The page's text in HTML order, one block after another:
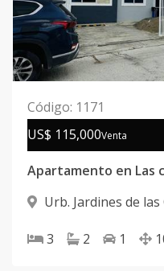
Código: 1171
US$ 115,000Venta
Apartamento en Las
Urb. Jardines de las
3
2 1